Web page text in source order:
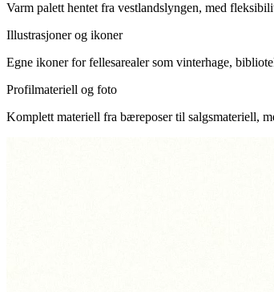
Varm palett hentet fra vestlandslyngen, med
Illustrasjoner og ikoner
Egne ikoner for fellesarealer som vinterhage,
Profilmateriell og foto
Komplett materiell fra bæreposer til salgsmateriell,